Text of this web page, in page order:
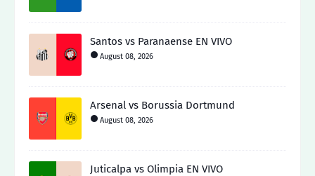
Santos vs Paranaense EN VIVO
August 08, 2026
Arsenal vs Borussia Dortmund
August 08, 2026
Juticalpa vs Olimpia EN VIVO